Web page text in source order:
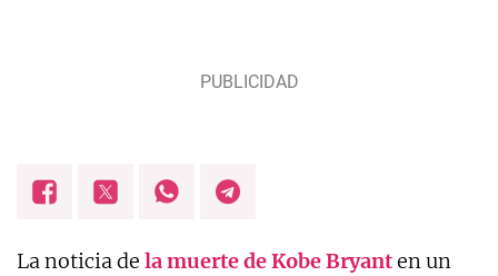
La noticia de la muerte de Kobe Bryanten un